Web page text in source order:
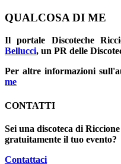
QUALCOSA DI ME
Il portale Discoteche
Bellucci, un PR delle
Per altre informazioni
me
CONTATTI
Sei una discoteca di
gratuitamente il tuo evento?
Contattaci